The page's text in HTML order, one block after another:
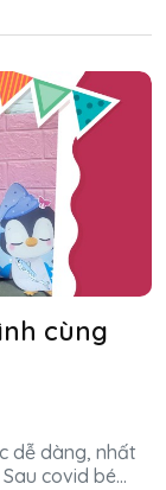
cùng
dễ dàng, nhất
covid bé...